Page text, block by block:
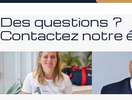
Des questions ?
Contactez notre